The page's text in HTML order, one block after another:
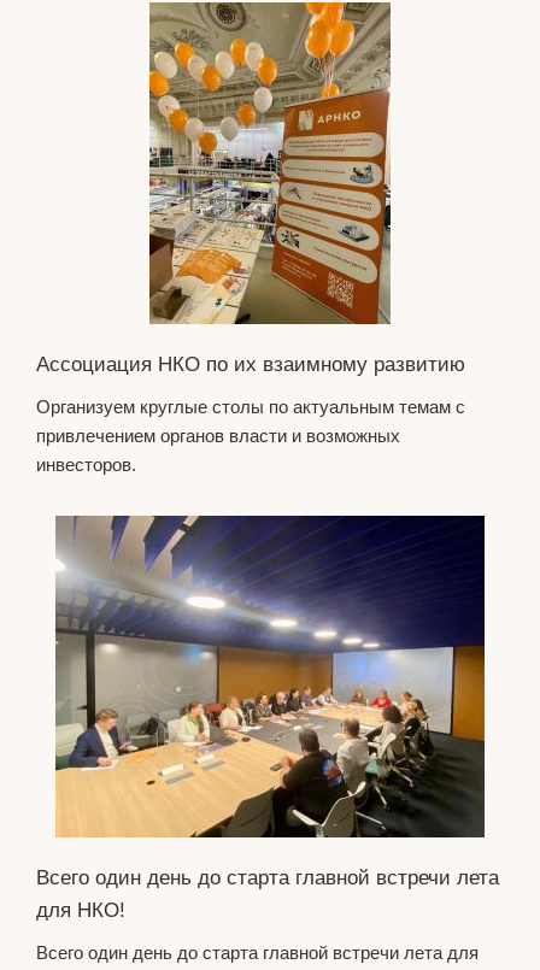
Ассоциация НКО по их взаимному развитию
Организуем круглые столы по актуальным темам с
привлечением органов власти и возможных
инвесторов.
Всего один день до старта главной встречи лета
для НКО!
Всего один день до старта главной встречи лета для